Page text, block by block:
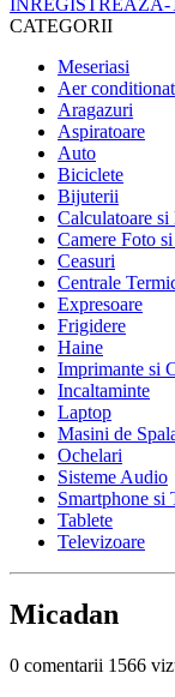
INREGISTREAZA-
CATEGORII
Meseriasi
Aer conditionat
Aragazuri
Aspiratoare
Auto
Biciclete
Bijuterii
Calculatoare
Camere Foto
Ceasuri
Centrale
Expresoare
Frigidere
Haine
Imprimante si
Incaltaminte
Laptop
Masini de
Ochelari
Sisteme Audio
Smartphone si
Tablete
Televizoare
Micadan
0 comentarii 1566